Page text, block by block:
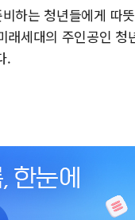
하는 청년들에게 따
세대의 주인공인 청
.